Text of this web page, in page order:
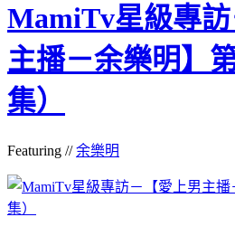
MamiTv星級專
主播－余樂明】
集）
Featuring //余樂明